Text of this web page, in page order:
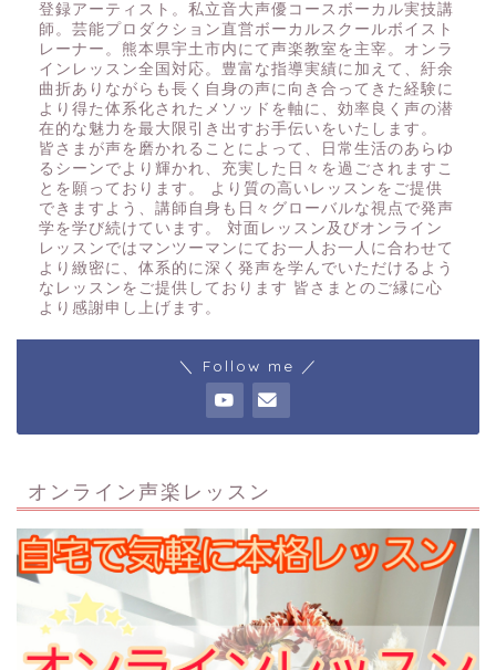
登録アーティスト。私立音大声優コースボーカル実技講
師。芸能プロダクション直営ボーカルスクールボイスト
レーナー。熊本県宇土市内にて声楽教室を主宰。オンラ
インレッスン全国対応。豊富な指導実績に加えて、紆余
曲折ありながらも長く自身の声に向き合ってきた経験に
より得た体系化されたメソッドを軸に、効率良く声の潜
在的な魅力を最大限引き出すお手伝いをいたします。
皆さまが声を磨かれることによって、日常生活のあらゆ
るシーンでより輝かれ、充実した日々を過ごされますこ
とを願っております。 より質の高いレッスンをご提供
できますよう、講師自身も日々グローバルな視点で発声
学を学び続けています。 対面レッスン及びオンライン
レッスンではマンツーマンにてお一人お一人に合わせて
より緻密に、体系的に深く発声を学んでいただけるよう
なレッスンをご提供しております 皆さまとのご縁に心
より感謝申し上げます。
＼ Follow me ／
オンライン声楽レッスン